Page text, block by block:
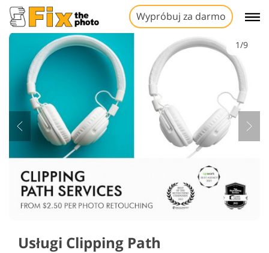
Wypróbuj za darmo
1/9
Usługi Clipping Path